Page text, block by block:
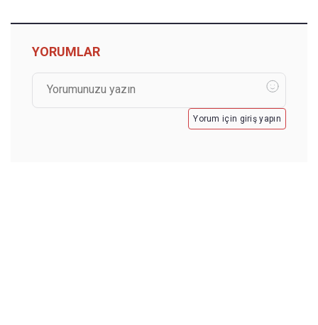
YORUMLAR
Yorum için giriş yapın